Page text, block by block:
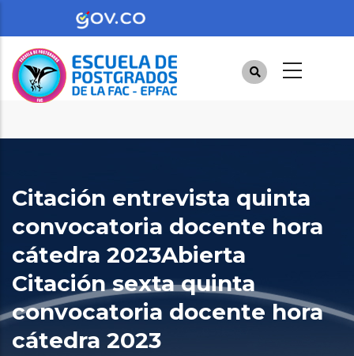
contenido
principal
Citación entrevista quinta
convocatoria docente hora
cátedra 2023Abierta
Citación sexta quinta
convocatoria docente hora
cátedra 2023